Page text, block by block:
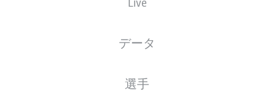
データ
選手
スターティングメンバーは試合開始の 60分前